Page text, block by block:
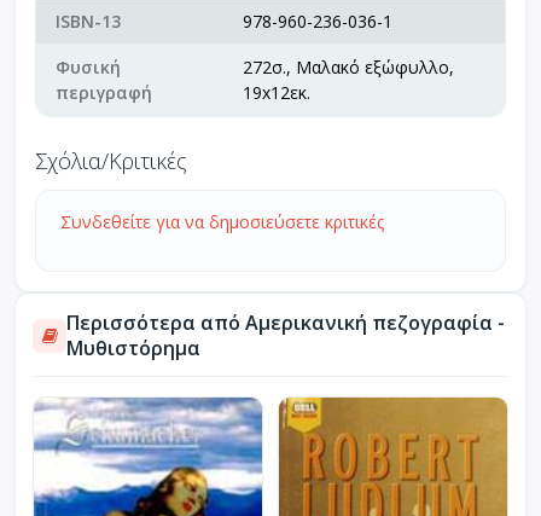
ISBN-13
978-960-236-036-1
Φυσική
περιγραφή
272σ., Μαλακό εξώφυλλο,
19x12εκ.
Σχόλια/Κριτικές
Συνδεθείτε για να δημοσιεύσετε κριτικές
Περισσότερα από Αμερικανική πεζογραφία -
Μυθιστόρημα